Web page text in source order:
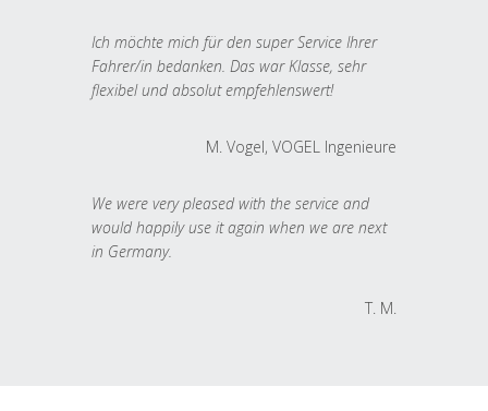
Ich möchte mich für den super Service Ihrer
Fahrer/in bedanken. Das war Klasse, sehr
flexibel und absolut empfehlenswert!
M. Vogel, VOGEL Ingenieure
We were very pleased with the service and
would happily use it again when we are next
in Germany.
T. M.